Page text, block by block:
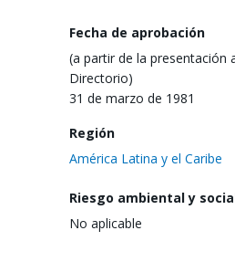
Fecha de aprobación
(a partir de la presentación
Directorio)
31 de marzo de 1981
Región
América Latina y el Caribe
Riesgo ambiental y
No aplicable